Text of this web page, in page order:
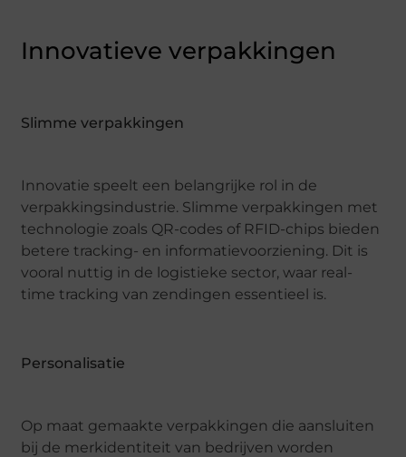
Innovatieve verpakkingen
Slimme verpakkingen
Innovatie speelt een belangrijke rol in de
verpakkingsindustrie. Slimme verpakkingen met
technologie zoals QR-codes of RFID-chips bieden
betere tracking- en informatievoorziening. Dit is
vooral nuttig in de logistieke sector, waar real-
time tracking van zendingen essentieel is.
Personalisatie
Op maat gemaakte verpakkingen die aansluiten
bij de merkidentiteit van bedrijven worden